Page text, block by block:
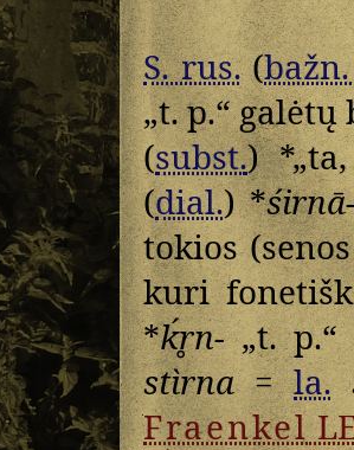
S. rus.(
„t. p.“
(subst.)
(dial.) *
tokios
kuri
*ḱr̥n-„t. p.“
stìrna=la.
Fraenkel